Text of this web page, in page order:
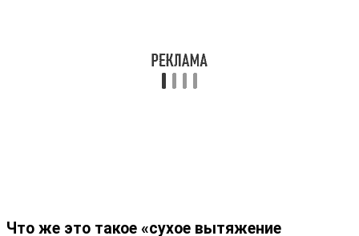
Что же это такое «сухое вытяжение